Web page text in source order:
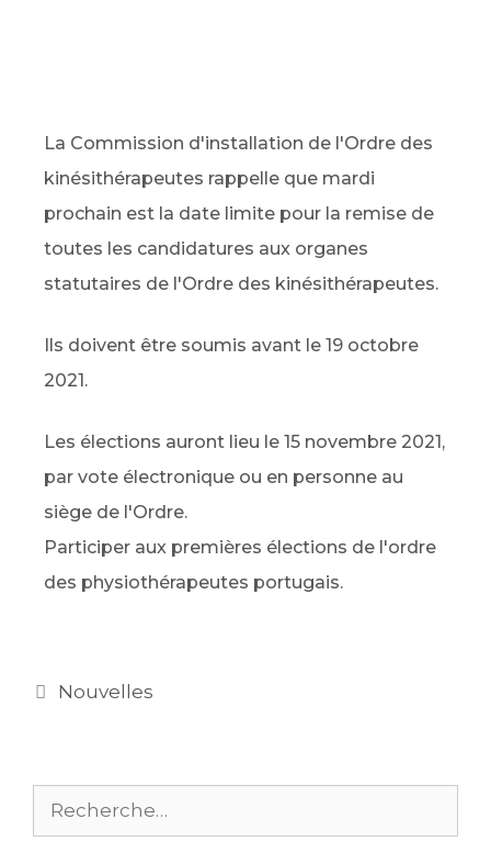
La Commission d'installation de l'Ordre des
kinésithérapeutes rappelle que mardi
prochain est la date limite pour la remise de
toutes les candidatures aux organes
statutaires de l'Ordre des kinésithérapeutes.
Ils doivent être soumis avant le 19 octobre
2021.
Les élections auront lieu le 15 novembre 2021,
par vote électronique ou en personne au
siège de l'Ordre.
Participer aux premières élections de l'ordre
des physiothérapeutes portugais.
Nouvelles